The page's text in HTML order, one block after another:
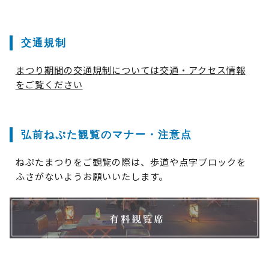
交通規制
まつり期間の交通規制については交通・アクセス情報
をご覧ください
弘前ねぷた観覧のマナー・注意点
ねぷたまつりをご観覧の際は、歩道や点字ブロックを
ふさがないようお願いいたします。